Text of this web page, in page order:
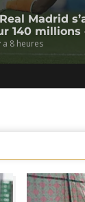
Madrid
140 millions
a 8 heures